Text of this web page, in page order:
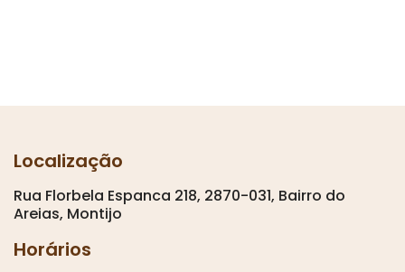
Localização
Rua Florbela Espanca 218, 2870-031, Bairro do
Areias, Montijo
Horários